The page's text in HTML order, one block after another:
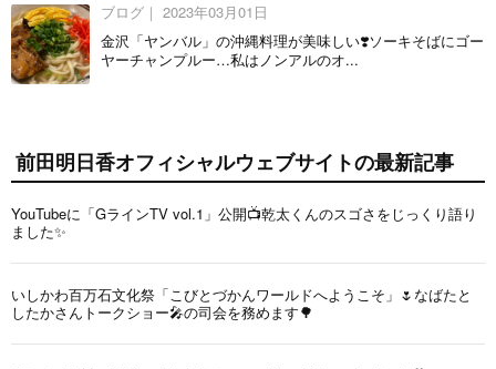
ブログ｜2023年03月01日
金沢「ヤンバル」の沖縄料理が美味しい❣️ソーキそばにゴー
ヤーチャンプルー…私はノンアルのオ...
前田明日香オフィシャルウェブサイトの最新記事
YouTubeに「GラインTV vol.1」公開📺乾太くんのスゴさをじっくり語り
ました✨
いしかわ百万石文化祭「こびとづかんワールドへようこそ」🌷なばたと
したかさんトークショー🎤の司会を務めます🌳